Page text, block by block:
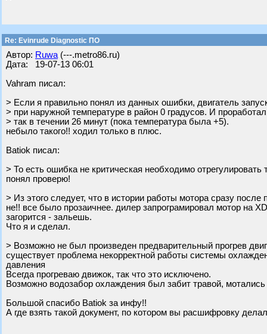
Re: Evinrude Diagnostic ПО
Автор: Ruwa (---.metro86.ru)
Дата: 19-07-13 06:01
Vahram писал:
> Если я правильно понял из данных ошибки, двигатель
> при наружной температуре в район 0 градусов. И
> так в течении 26 минут (пока температура была +5).
небыло такого!! ходил только в плюс.
Batiok писал:
> То есть ошибка не критическая необходимо отрегулировать
понял проверю!
> Из этого следует, что в истории работы мотора сразу
не!! все было прозаичнее. дилер запрограмировал мотор на
загорится - зальешь.
Что я и сделал.
> Возможно не был произведен предварительный прогрев
существует проблема некорректной работы системы
давления
Всегда прогреваю движок, так что это исключено.
Возможно водозабор охлаждения был забит травой,
Большой спасибо Batiok за инфу!!
А где взять такой документ, по котором вы расшифровку